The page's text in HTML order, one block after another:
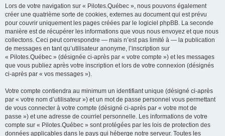
Lors de votre navigation sur « Pilotes.Québec », nous pouvons également
créer une quatrième sorte de cookies, externes au document qui est prévu
pour couvrir uniquement les pages créées par le logiciel phpBB. La seconde
manière est de récupérer les informations que vous nous envoyez et que nous
collectons. Ceci peut correspondre — mais n’est pas limité à — la publication
de messages en tant qu’utilisateur anonyme, l’inscription sur
« Pilotes.Québec » (désignée ci-après par « votre compte ») et les messages
que vous publiez après votre inscription et lors de votre connexion (désignés
ci-après par « vos messages »).
Votre compte contiendra au minimum un identifiant unique (désigné ci-après
par « votre nom d’utilisateur ») et un mot de passe personnel vous permettant
de vous connecter à votre compte (désigné ci-après par « votre mot de
passe ») et une adresse de courriel personnelle. Les informations de votre
compte sur « Pilotes.Québec » sont protégées par les lois de protection des
données applicables dans le pays qui héberge notre serveur. Toutes les